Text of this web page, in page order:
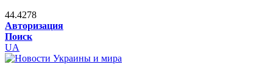
44.4278
Авторизация
Поиск
UA